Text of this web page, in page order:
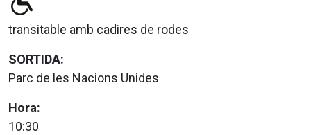
transitable amb cadires de rodes
SORTIDA:
Parc de les Nacions Unides
Hora:
10:30